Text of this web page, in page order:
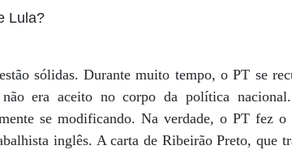
Lula?
sólidas. Durante muito tempo, o PT se
era aceito no corpo da política nacional.
se modificando. Na verdade, o PT fez
inglês. A carta de Ribeirão Preto, que